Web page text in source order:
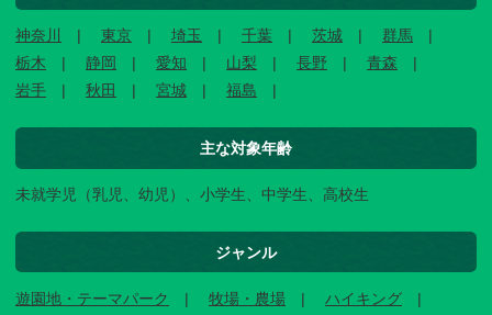
神奈川 東京 埼玉 千葉 茨城
群馬
栃木
静岡 愛知 山梨 長野
青森
岩手
秋田 宮城 福島
主な対象年齢
未就学児（乳児、幼児）、小学生、中学生、高校生
ジャンル
遊園地・テーマパーク 牧場・農場
ハイキング